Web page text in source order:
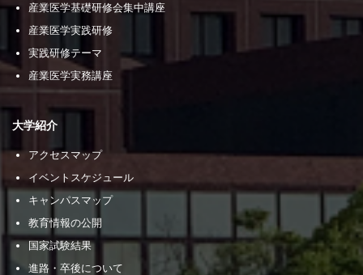
産業医学基礎研修会集中講座
産業医学実践研修
実践研修テーマ
産業医学実務講座
大学紹介
アクセスマップ
イベントスケジュール
キャンパスマップ
教育情報の公開
国家試験結果
進路・卒後について